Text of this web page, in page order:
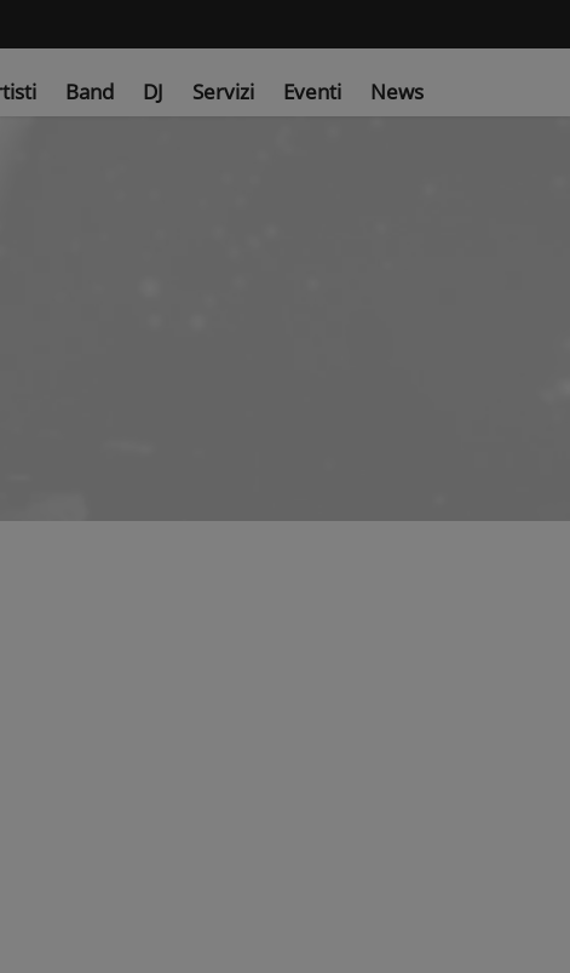
Band DJ Servizi Eventi News